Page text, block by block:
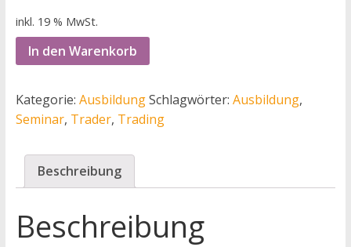
inkl. 19 % MwSt.
In den Warenkorb
Kategorie: AusbildungSchlagwörter: Ausbildung,
Seminar, Trader, Trading
Beschreibung
Beschreibung